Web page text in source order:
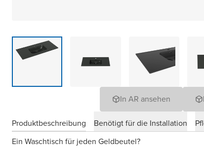
In AR ansehen
Produktbeschreibung Benötigt für die Installation
Ein Waschtisch für jeden Geldbeutel?